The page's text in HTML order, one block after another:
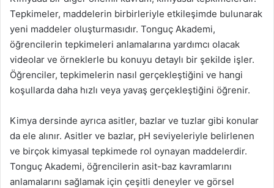
Tepkimeler, maddelerin birbirleriyle etkileşimde bulunarak
yeni maddeler oluşturmasıdır. Tonguç Akademi,
öğrencilerin tepkimeleri anlamalarına yardımcı olacak
videolar ve örneklerle bu konuyu detaylı bir şekilde işler.
Öğrenciler, tepkimelerin nasıl gerçekleştiğini ve hangi
koşullarda daha hızlı veya yavaş gerçekleştiğini öğrenir.
Kimya dersinde ayrıca asitler, bazlar ve tuzlar gibi konular
da ele alınır. Asitler ve bazlar, pH seviyeleriyle belirlenen
ve birçok kimyasal tepkimede rol oynayan maddelerdir.
Tonguç Akademi, öğrencilerin asit-baz kavramlarını
anlamalarını sağlamak için çeşitli deneyler ve görsel